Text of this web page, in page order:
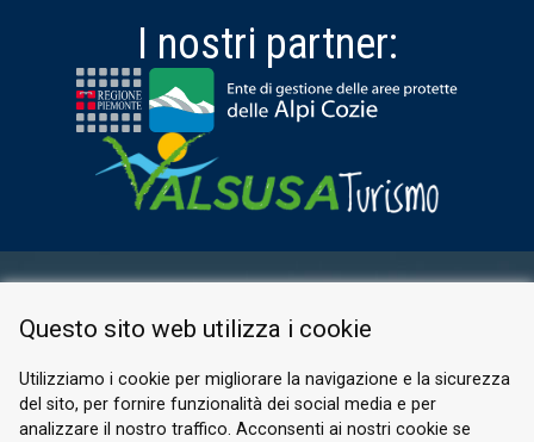
I nostri partner:
PRIVACY POLICY
© 2026 Valle di Susa
Questo sito web utilizza i cookie
Utilizziamo i cookie per migliorare la navigazione e la sicurezza
del sito, per fornire funzionalità dei social media e per
analizzare il nostro traffico. Acconsenti ai nostri cookie se